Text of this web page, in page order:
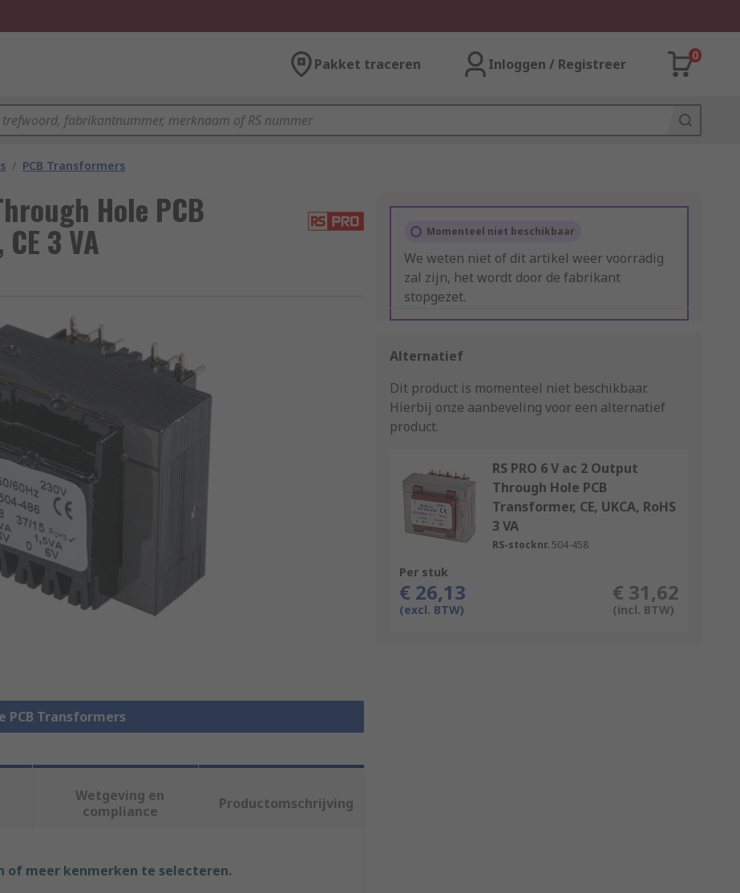
Pakket traceren Inloggen / Registreer
0
/ PCB Transformers
Hole PCB
3 VA
PCB Transformers
Momenteel niet beschikbaar
We weten niet of dit artikel weer voorradig
zal zijn, het wordt door de fabrikant
stopgezet.
Alternatief
Dit product is momenteel niet beschikbaar.
Hierbij onze aanbeveling voor een alternatief
product.
RS PRO 6 V ac 2 Output
Through Hole PCB
Transformer, CE, UKCA, RoHS
3 VA
RS-stocknr. 504-458
Per stuk
€ 26,13
(excl. BTW)
€ 31,62
(incl. BTW)
Wetgeving en
compliance
Productomschrijving
of meer kenmerken te selecteren.